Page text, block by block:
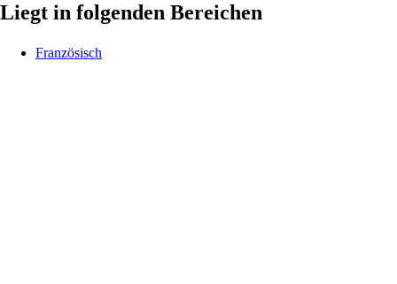
Liegt in folgenden Bereichen
Französisch